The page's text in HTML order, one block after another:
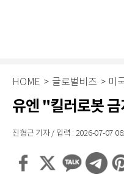
HOME > 글로벌비즈 > 미
유엔 "킬러로봇
진형근 기자 / 입력 : 2026-07-07